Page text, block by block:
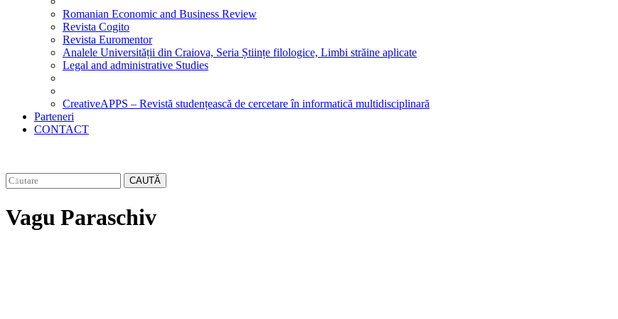
Romanian Economic and Business Review
Revista Cogito
Revista Euromentor
Analele Universității din Craiova, Seria Științe filologice, Limbi străine aplicate
Legal and administrative Studies
CreativeAPPS – Revistă studențească de cercetare în informatică multidisciplinară
Parteneri
CONTACT
CAUTĂ
Vagu Paraschiv